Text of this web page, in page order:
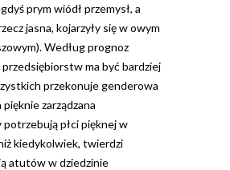
prym wiódł przemysł, a
jasna, kojarzyły się w owym
Według prognoz
przedsiębiorstw ma być bardziej
przekonuje genderowa
zarządzana
płci pięknej w
kiedykolwiek, twierdzi
atutów w dziedzinie